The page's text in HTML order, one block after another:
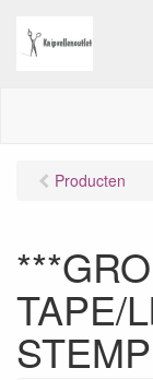
Producten
TAPE/